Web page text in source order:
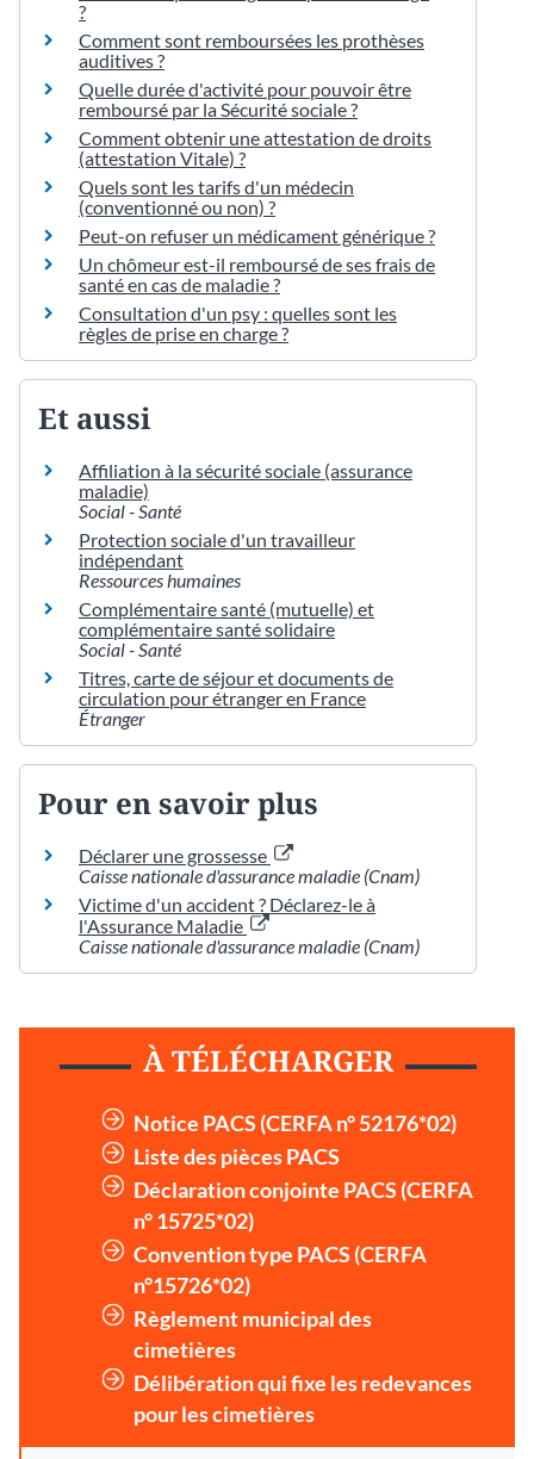
?
Comment sont remboursées les prothèses
auditives ?
Quelle durée d'activité pour pouvoir être
remboursé par la Sécurité sociale ?
Comment obtenir une attestation de droits
(attestation Vitale) ?
Quels sont les tarifs d'un médecin
(conventionné ou non) ?
Peut-on refuser un médicament générique ?
Un chômeur est-il remboursé de ses frais de
santé en cas de maladie ?
Consultation d'un psy : quelles sont les
règles de prise en charge ?
Et aussi
Affiliation à la sécurité sociale (assurance
maladie)
Social - Santé
Protection sociale d'un travailleur
indépendant
Ressources humaines
Complémentaire santé (mutuelle) et
complémentaire santé solidaire
Social - Santé
Titres, carte de séjour et documents de
circulation pour étranger en France
Étranger
Pour en savoir plus
Déclarer une grossesse
Caisse nationale d'assurance maladie (Cnam)
Victime d'un accident ? Déclarez-le à
l'Assurance Maladie
Caisse nationale d'assurance maladie (Cnam)
À TÉLÉCHARGER
Notice PACS (CERFA n° 52176*02)
Liste des pièces PACS
Déclaration conjointe PACS (CERFA
n° 15725*02)
Convention type PACS (CERFA
n°15726*02)
Règlement municipal des
cimetières
Délibération qui fixe les redevances
pour les cimetières